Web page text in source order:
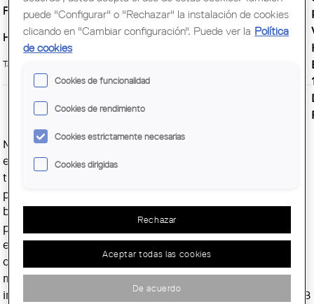
Fecha fin : Sabado, 1 Febrero, 2014
Horario :de lunes a viernes de 10h a 20h, sábado de 10h a 14h
Tarja digital:
Nuestra propuesta de tribunal de proyecto final de carrera
en la ETSAB comenzó el año 2010. Queríamos formar un
tribunal con unas características diferentes, empezando
por su composición, en la que todas somos mujeres, y
bajando la media de edad del mismo. Estas son unas
primeras cuestiones formales, no exentas de importancia,
especialmente la de la composición femenina, debido a
que los tribunales son todavía hoy mayoritariamente
masculinos. Por tanto, consideramos que este hecho es
importante para la visibilidad de las profesoras en la ETSAB
puede "Configurar" o "Rechazar" la instalación de cookies
clicando en "Cambiar configuración". Puede ver la Política
de cookies
Cookies de funcionalidad
Cookies de rendimiento
Cookies estrictamente necesarias
Cookies dirigidas
Rechazar
Aceptar todas las cookies
De acuerdo